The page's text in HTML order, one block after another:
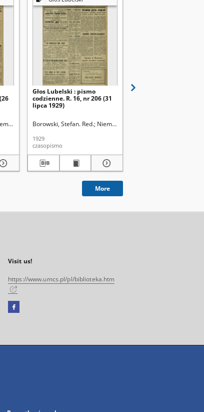
Michał. Red.
Głos Lubelski : pismo
codzienne. R. 16, nr 206 (31
lipca 1929)
Borowski, Stefan. Red. Niemier, Michał. Red.
1929
czasopismo
More
Visit us!
https://www.umcs.pl/pl/biblioteka.htm
Facebook
open